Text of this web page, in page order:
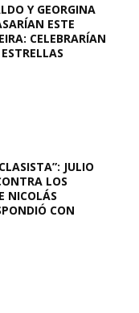
Y GEORGINA
ESTE
CELEBRARÍAN
JULIO
LOS
NICOLÁS
CON